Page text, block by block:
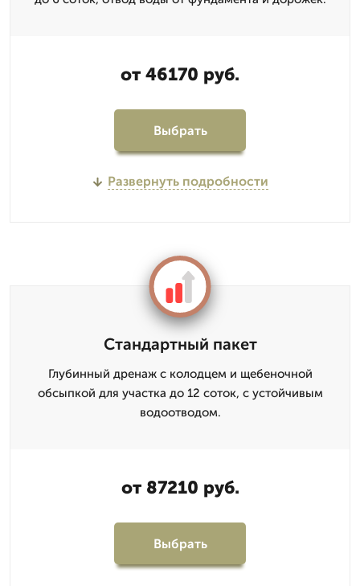
от 46170 руб.
Выбрать
Развернуть подробности
Стандартный пакет
Глубинный дренаж с колодцем и щебеночной
обсыпкой для участка до 12 соток, с устойчивым
водоотводом.
от 87210 руб.
Выбрать